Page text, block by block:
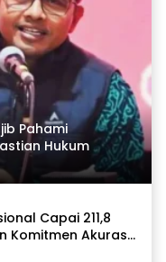
Pahami
Hukum
Capai 211,8
Komitmen Akurasi